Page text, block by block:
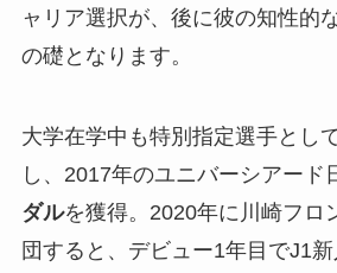
ャリア選択が、後に彼の知性的
の礎となります。
大学在学中も特別指定選手とし
し、2017年のユニバーシアード
ダルを獲得。2020年に川崎フロ
団すると、デビュー1年目でJ1